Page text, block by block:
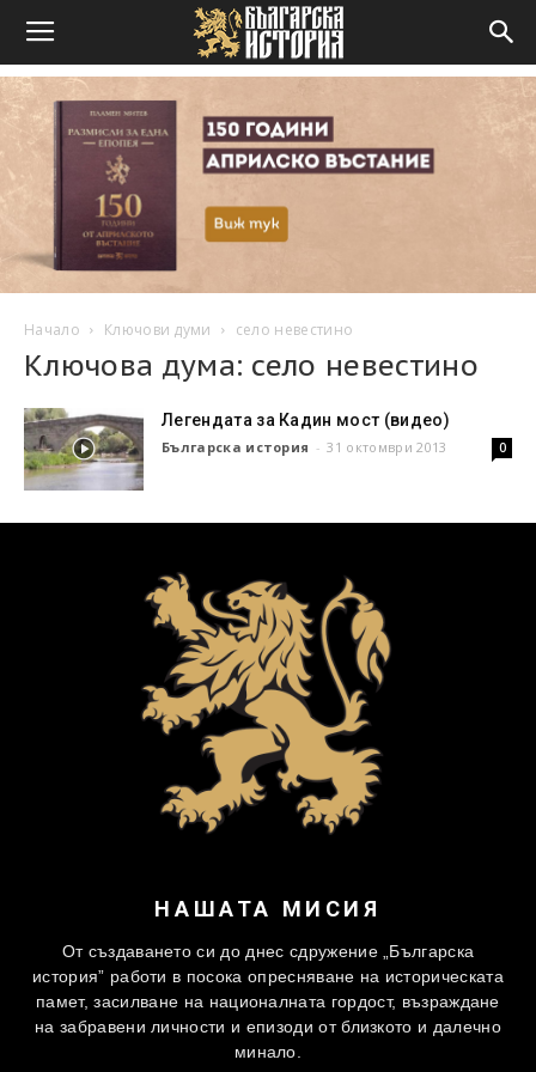
Начало Ключови думи село невестино
Ключова дума: село невестино
Легендата за Кадин мост (видео)
Българска история - 31 октомври 2013 0
НАШАТА МИСИЯ
От създаването си до днес сдружение „Българска
история” работи в посока опресняване на историческата
памет, засилване на националната гордост, възраждане
на забравени личности и епизоди от близкото и далечно
минало.